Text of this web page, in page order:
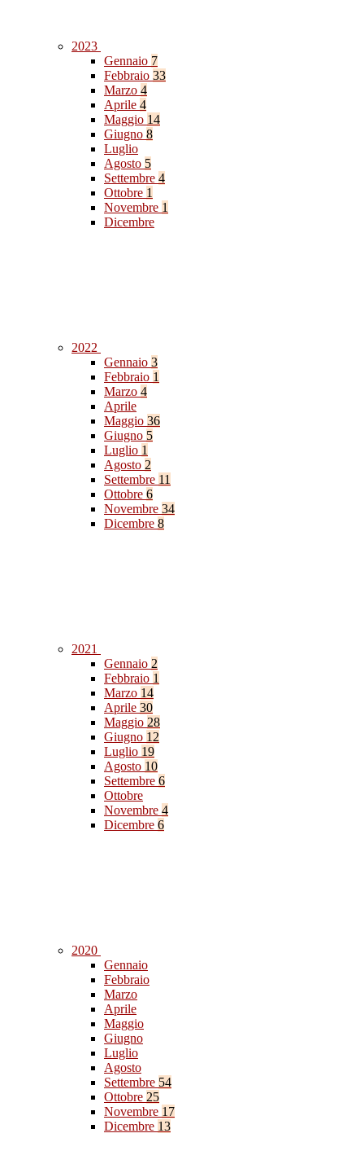
2023
Gennaio 7
Febbraio 33
Marzo 4
Aprile 4
Maggio 14
Giugno 8
Luglio
Agosto 5
Settembre 4
Ottobre 1
Novembre 1
Dicembre
2022
Gennaio 3
Febbraio 1
Marzo 4
Aprile
Maggio 36
Giugno 5
Luglio 1
Agosto 2
Settembre 11
Ottobre 6
Novembre 34
Dicembre 8
2021
Gennaio 2
Febbraio 1
Marzo 14
Aprile 30
Maggio 28
Giugno 12
Luglio 19
Agosto 10
Settembre 6
Ottobre
Novembre 4
Dicembre 6
2020
Gennaio
Febbraio
Marzo
Aprile
Maggio
Giugno
Luglio
Agosto
Settembre 54
Ottobre 25
Novembre 17
Dicembre 13